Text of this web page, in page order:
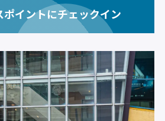
イントにチェックイン